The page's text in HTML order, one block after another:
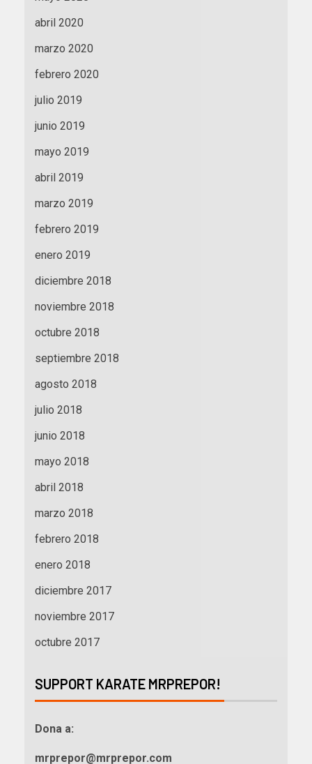
abril 2020
marzo 2020
febrero 2020
julio 2019
junio 2019
mayo 2019
abril 2019
marzo 2019
febrero 2019
enero 2019
diciembre 2018
noviembre 2018
octubre 2018
septiembre 2018
agosto 2018
julio 2018
junio 2018
mayo 2018
abril 2018
marzo 2018
febrero 2018
enero 2018
diciembre 2017
noviembre 2017
octubre 2017
SUPPORT KARATE MRPREPOR!
Dona a:
mrprepor@mrprepor.com